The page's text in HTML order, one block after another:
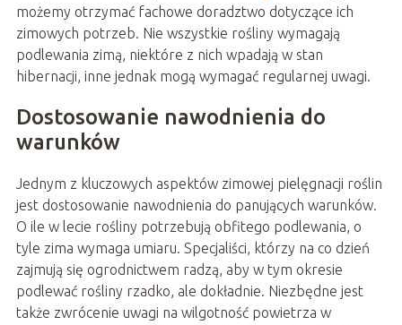
możemy otrzymać fachowe doradztwo dotyczące ich
zimowych potrzeb. Nie wszystkie rośliny wymagają
podlewania zimą, niektóre z nich wpadają w stan
hibernacji, inne jednak mogą wymagać regularnej uwagi.
Dostosowanie nawodnienia do
warunków
Jednym z kluczowych aspektów zimowej pielęgnacji roślin
jest dostosowanie nawodnienia do panujących warunków.
O ile w lecie rośliny potrzebują obfitego podlewania, o
tyle zima wymaga umiaru. Specjaliści, którzy na co dzień
zajmują się ogrodnictwem radzą, aby w tym okresie
podlewać rośliny rzadko, ale dokładnie. Niezbędne jest
także zwrócenie uwagi na wilgotność powietrza w